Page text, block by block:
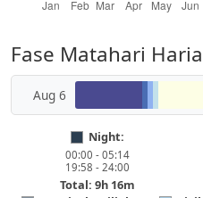
Fase Matahari
Aug 6
Night:
00:00 - 05:14
19:58 - 24:00
Total: 9h 16m